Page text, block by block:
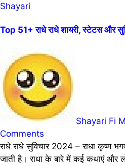
Shayari
Top 51+ राधे राधे शायरी, स्टेटस और
Shayari Fi
Comments
राधे राधे सुविचार 2024 – राधा कृष्ण भगवान की प्रिय और परम भक्त मानी
जाती है। राधा के बारे में कई कथाएं और